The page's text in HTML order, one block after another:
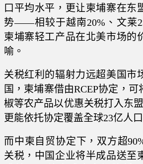
口平均水平，更让柬埔寨在东
势——相较于越南20%、文莱
柬埔寨轻工产品在北美市场的
喻。
关税红利的辐射力远超美国市
国，柬埔寨借由RCEP协定 ，
椒等农产品以优惠关税打入东
更能依托协定覆盖全球23亿人
而中柬自贸协定下，双方超
关税，中国企业将半成品送至